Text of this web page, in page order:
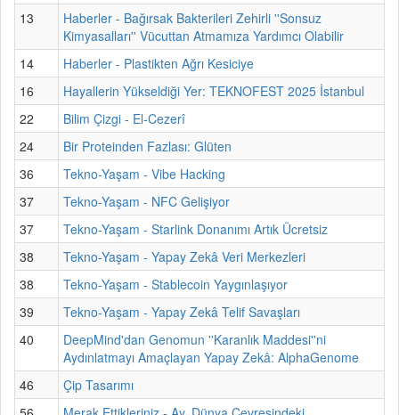
13
Haberler - Bağırsak Bakterileri Zehirli ''Sonsuz
Kimyasalları'' Vücuttan Atmamıza Yardımcı Olabilir
14
Haberler - Plastikten Ağrı Kesiciye
16
Hayallerin Yükseldiği Yer: TEKNOFEST 2025 İstanbul
22
Bilim Çizgi - El-Cezerî
24
Bir Proteinden Fazlası: Glüten
36
Tekno-Yaşam - Vibe Hacking
37
Tekno-Yaşam - NFC Gelişiyor
37
Tekno-Yaşam - Starlink Donanımı Artık Ücretsiz
38
Tekno-Yaşam - Yapay Zekâ Veri Merkezleri
38
Tekno-Yaşam - Stablecoin Yaygınlaşıyor
39
Tekno-Yaşam - Yapay Zekâ Telif Savaşları
40
DeepMind'dan Genomun ''Karanlık Maddesi''ni
Aydınlatmayı Amaçlayan Yapay Zekâ: AlphaGenome
46
Çip Tasarımı